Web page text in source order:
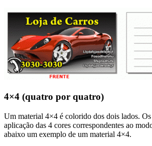
4×4 (quatro por quatro)
Um material 4×4 é colorido dos dois lados. Os
aplicação das 4 cores correspondentes ao
abaixo um exemplo de um material 4×4.